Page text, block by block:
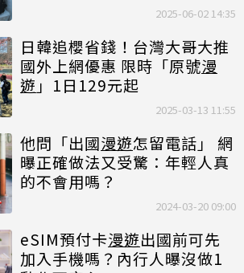
2025-06-02 14:35
日韓追櫻省錢！台灣大哥大推
國外上網優惠 限時「原號漫
遊 」1日129元起
2025-03-13 11:55
他問「出國漫遊怎留電話」 網
曝正確做法又受驚：年輕人真
的不會用嗎？
2024-03-20 09:00
eSIM預付卡漫遊出國前可先
加入手機嗎？內行人曝沒做1